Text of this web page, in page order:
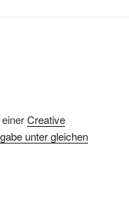
Creative
unter gleichen